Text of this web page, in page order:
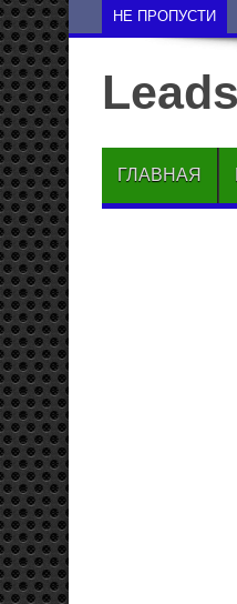
НЕ ПРОПУСТИ
ГЛАВНАЯ